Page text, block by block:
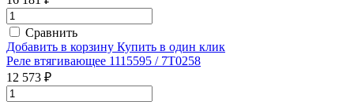
Сравнить
Добавить в корзину Купить в один клик
Реле втягивающее 1115595 / 7T0258
12 573 ₽